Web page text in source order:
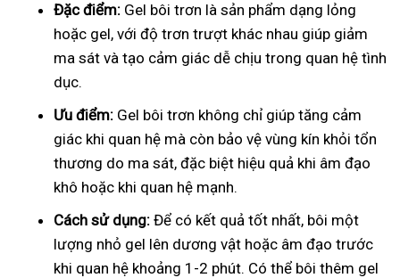
Đặc điểm: Gel bôi trơn là sản phẩm dạng lỏng
hoặc gel, với độ trơn trượt khác nhau giúp giảm
ma sát và tạo cảm giác dễ chịu trong quan hệ tình
dục.
Ưu điểm: Gel bôi trơn không chỉ giúp tăng cảm
giác khi quan hệ mà còn bảo vệ vùng kín khỏi tổn
thương do ma sát, đặc biệt hiệu quả khi âm đạo
khô hoặc khi quan hệ mạnh.
Cách sử dụng: Để có kết quả tốt nhất, bôi một
lượng nhỏ gel lên dương vật hoặc âm đạo trước
khi quan hệ khoảng 1-2 phút. Có thể bôi thêm gel